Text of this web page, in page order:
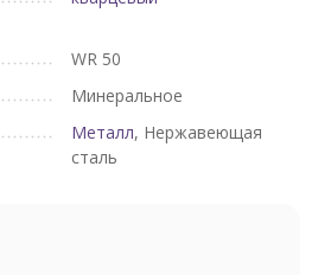
WR 50
Минеральное
Металл, Нержавеющая
сталь